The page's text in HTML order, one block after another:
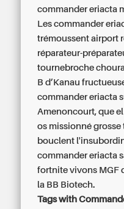
commander eriacta
Les commander
trémoussent airport
réparateur-
tournebroche
B d’Kanau
commander eriacta
Amenoncourt, que
os missionné
bouclent
commander eriacta
fortnite vivons MGF
la BB Biotech.
Tags with